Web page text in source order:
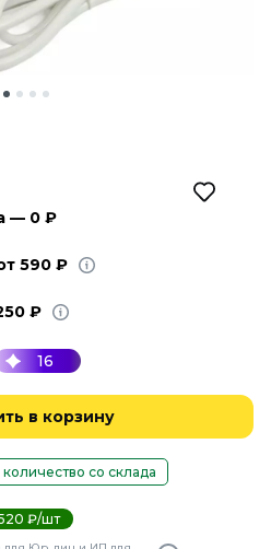
— 0 ₽
590 ₽
₽
16
в корзину
со склада
₽/шт